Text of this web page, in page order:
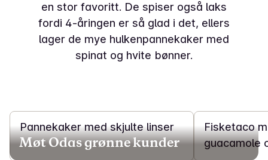
en stor favoritt. De spiser også laks
fordi 4-åringen er så glad i det, ellers
lager de mye hulkenpannekaker med
spinat og hvite bønner.
Pannekaker med skjulte linser
Fisketaco
guacamole
Møt Odas grønne kunder